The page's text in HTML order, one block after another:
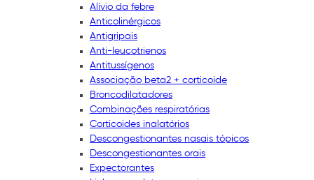
Alívio da febre
Anticolinérgicos
Antigripais
Anti-leucotrienos
Antitussígenos
Associação beta2 + corticoide
Broncodilatadores
Combinações respiratórias
Corticoides inalatórios
Descongestionantes nasais tópicos
Descongestionantes orais
Expectorantes